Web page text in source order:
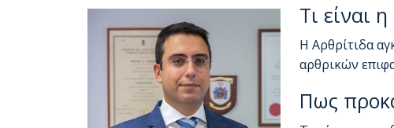
Τι είναι
Η Αρθρίτιδα
αρθρικών
Πως